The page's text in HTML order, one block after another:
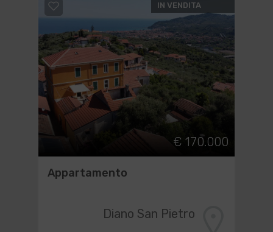
IN VENDITA
€ 170.000
Appartamento
Diano San Pietro